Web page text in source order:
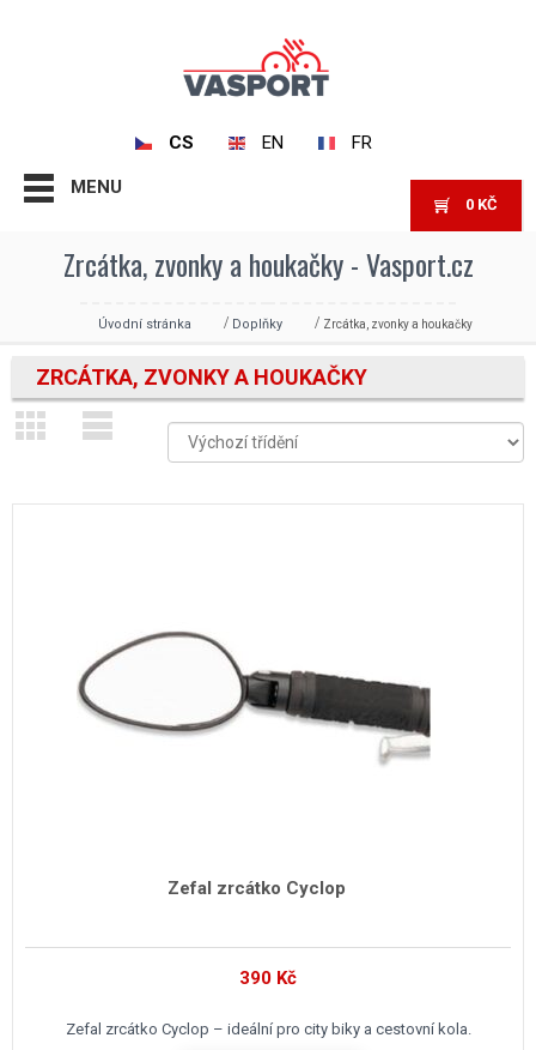
CS EN FR
MENU
0 KČ
Zrcátka, zvonky a houkačky - Vasport.cz
Úvodní stránka Doplňky Zrcátka, zvonky a houkačky
ZRCÁTKA, ZVONKY A HOUKAČKY
Zefal zrcátko Cyclop
390 Kč
Zefal zrcátko Cyclop – ideální pro city biky a cestovní kola.